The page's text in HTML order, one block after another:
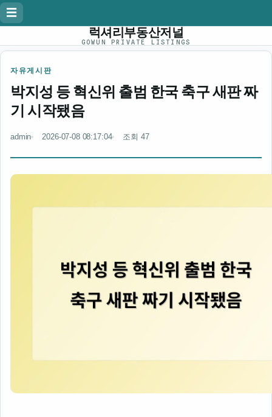
☰
럭셔리부동산저널
GOWUN PRIVATE LISTINGS
자유게시판
박지성 등 혁신위 출범 한국 축구 새판 짜
기 시작됐음
admin 2026-07-08 08:17:04 조회 47